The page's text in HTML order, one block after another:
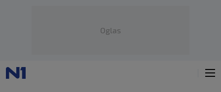
Oglas